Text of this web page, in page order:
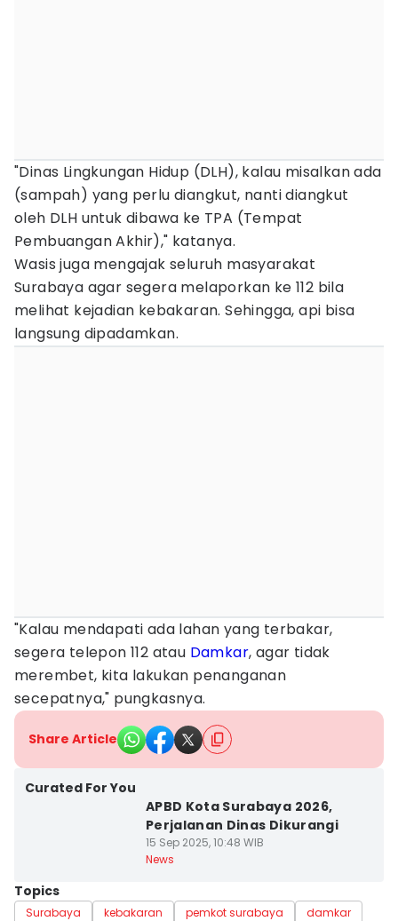
"Dinas Lingkungan Hidup (DLH), kalau misalkan ada
(sampah) yang perlu diangkut, nanti diangkut
oleh DLH untuk dibawa ke TPA (Tempat
Pembuangan Akhir)," katanya.
Wasis juga mengajak seluruh masyarakat
Surabaya agar segera melaporkan ke 112 bila
melihat kejadian kebakaran. Sehingga, api bisa
langsung dipadamkan.
"Kalau mendapati ada lahan yang terbakar,
segera telepon 112 atau Damkar, agar tidak
merembet, kita lakukan penanganan
secepatnya," pungkasnya.
Share Article
Curated For You
APBD Kota Surabaya 2026,
Perjalanan Dinas Dikurangi
15 Sep 2025, 10:48 WIB
News
Topics
Surabaya kebakaran pemkot surabaya
damkar